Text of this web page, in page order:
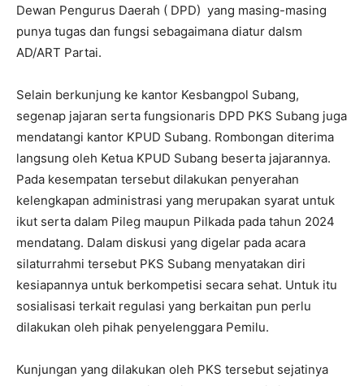
Dewan Pengurus Daerah ( DPD) yang masing-masing
punya tugas dan fungsi sebagaimana diatur dalsm
AD/ART Partai.
Selain berkunjung ke kantor Kesbangpol Subang,
segenap jajaran serta fungsionaris DPD PKS Subang juga
mendatangi kantor KPUD Subang. Rombongan diterima
langsung oleh Ketua KPUD Subang beserta jajarannya.
Pada kesempatan tersebut dilakukan penyerahan
kelengkapan administrasi yang merupakan syarat untuk
ikut serta dalam Pileg maupun Pilkada pada tahun 2024
mendatang. Dalam diskusi yang digelar pada acara
silaturrahmi tersebut PKS Subang menyatakan diri
kesiapannya untuk berkompetisi secara sehat. Untuk itu
sosialisasi terkait regulasi yang berkaitan pun perlu
dilakukan oleh pihak penyelenggara Pemilu.
Kunjungan yang dilakukan oleh PKS tersebut sejatinya